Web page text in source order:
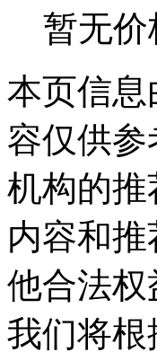
暂无价
本页信
容仅供
机构的
内容和
他合法
我们将